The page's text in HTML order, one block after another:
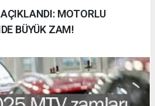
MOTORLU
BÜYÜK ZAM!